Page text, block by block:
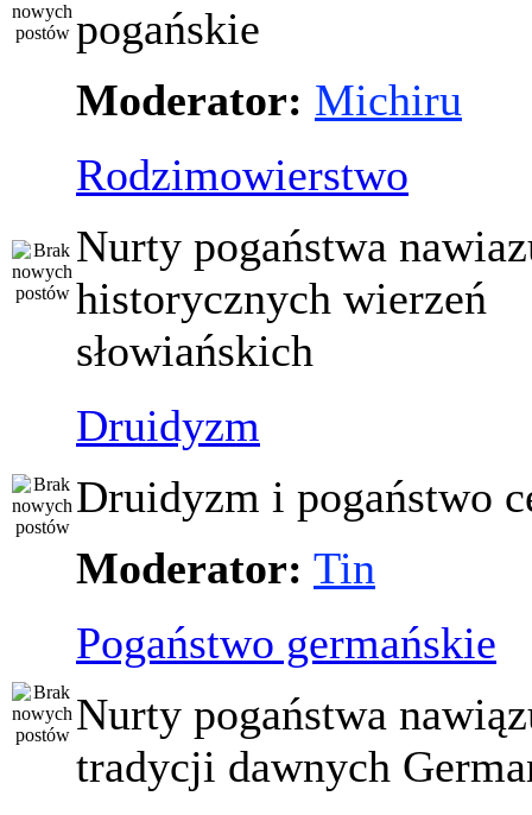
pogańskie
Moderator: Michiru
Rodzimowierstwo
Nurty pogaństwa
historycznych wierzeń
słowiańskich
Druidyzm
Druidyzm i pogaństwo
Moderator: Tin
Pogaństwo germańskie
Nurty pogaństwa
tradycji dawnych